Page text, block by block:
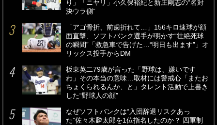
り」「ニヤリ」小久保裕紀と新庄剛志の“名対
決ウラ側”
「アゴ骨折、前歯折れて…」156キロ速球が顔
面直撃、ソフトバンク選手が明かす“壮絶死球
の瞬間”「救急車で告げた…“明日も出ます”」オ
リックス投手からDM
板東英二79歳が言った「野球は、嫌いです
わ」その本当の意味…取材には警戒心「またお
ちょくられるんか、と」タレント活動で上書き
した“野球人の顔”
なぜソフトバンクは“入団辞退リスクあっ
た”佐々木麟太郎を1位指名したのか？ 四軍制